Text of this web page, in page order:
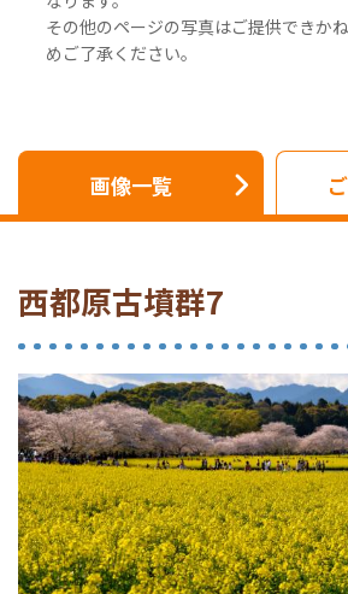
その他のページの写真はご提供できか
めご了承ください。
画像一覧
西都原古墳群7